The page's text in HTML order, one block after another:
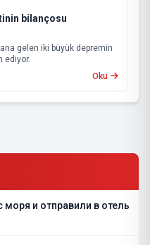
bilançosu
gelen iki büyük depremin
ediyor.
Oku
моря и отправили в отель